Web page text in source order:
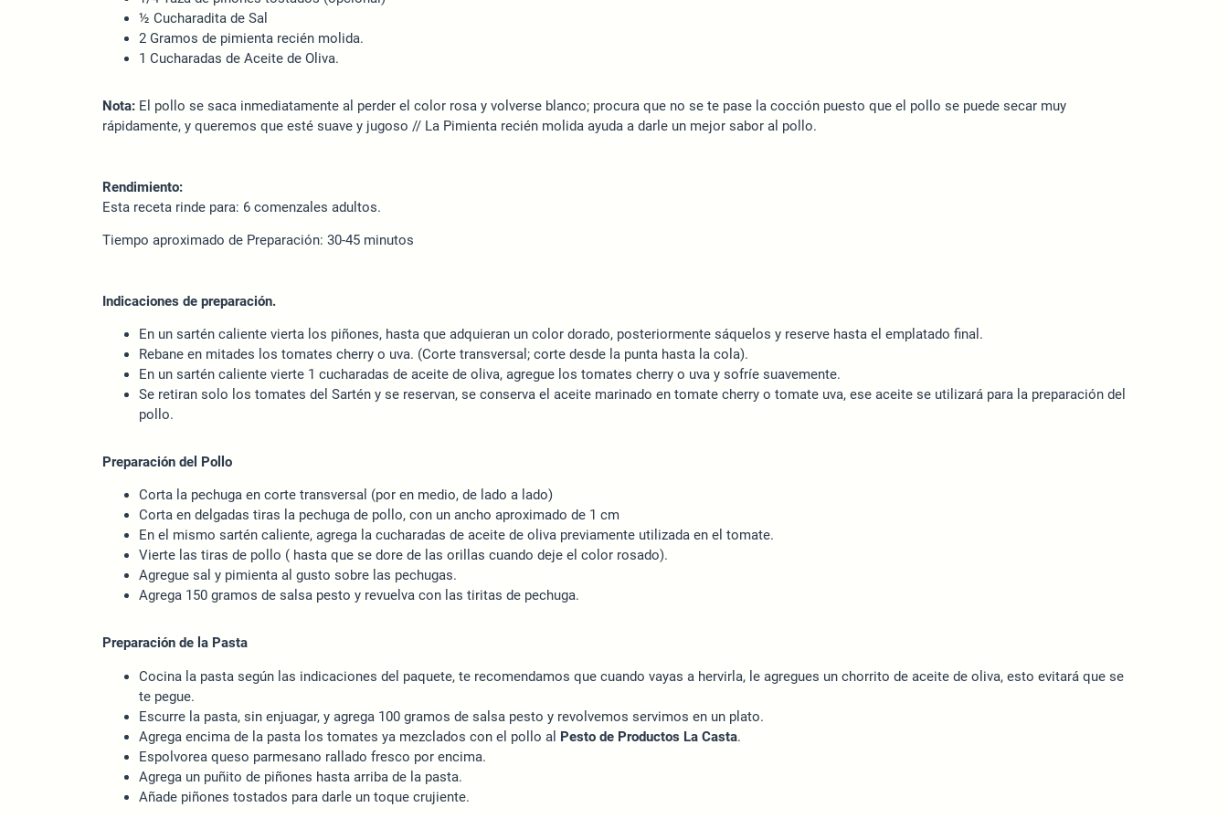
½ Cucharadita de Sal
2 Gramos de pimienta recién molida.
1 Cucharadas de Aceite de Oliva.
Nota: El pollo se saca inmediatamente al perder el color rosa y volverse blanco; procura que no se te pase la cocción puesto que el pollo se puede secar muy
rápidamente, y queremos que esté suave y jugoso // La Pimienta recién molida ayuda a darle un mejor sabor al pollo.
Rendimiento:
Esta receta rinde para: 6 comenzales adultos.
Tiempo aproximado de Preparación: 30-45 minutos
Indicaciones de preparación.
En un sartén caliente vierta los piñones, hasta que adquieran un color dorado, posteriormente sáquelos y reserve hasta el emplatado final.
Rebane en mitades los tomates cherry o uva. (Corte transversal; corte desde la punta hasta la cola).
En un sartén caliente vierte 1 cucharadas de aceite de oliva, agregue los tomates cherry o uva y sofríe suavemente.
Se retiran solo los tomates del Sartén y se reservan, se conserva el aceite marinado en tomate cherry o tomate uva, ese aceite se utilizará para la preparación del
pollo.
Preparación del Pollo
Corta la pechuga en corte transversal (por en medio, de lado a lado)
Corta en delgadas tiras la pechuga de pollo, con un ancho aproximado de 1 cm
En el mismo sartén caliente, agrega la cucharadas de aceite de oliva previamente utilizada en el tomate.
Vierte las tiras de pollo ( hasta que se dore de las orillas cuando deje el color rosado).
Agregue sal y pimienta al gusto sobre las pechugas.
Agrega 150 gramos de salsa pesto y revuelva con las tiritas de pechuga.
Preparación de la Pasta
Cocina la pasta según las indicaciones del paquete, te recomendamos que cuando vayas a hervirla, le agregues un chorrito de aceite de oliva, esto evitará que se
te pegue.
Escurre la pasta, sin enjuagar, y agrega 100 gramos de salsa pesto y revolvemos servimos en un plato.
Agrega encima de la pasta los tomates ya mezclados con el pollo al Pesto de Productos La Casta.
Espolvorea queso parmesano rallado fresco por encima.
Agrega un puñito de piñones hasta arriba de la pasta.
Añade piñones tostados para darle un toque crujiente.